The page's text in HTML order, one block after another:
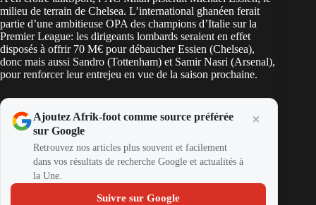
milieu de terrain de Chelsea. L’international ghanéen ferait
partie d’une ambitieuse OPA des champions d’Italie sur la
Premier League: les dirigeants lombards seraient en effet
disposés à offrir 70 M€ pour débaucher Essien (Chelsea),
donc mais aussi Sandro (Tottenham) et Samir Nasri (Arsenal),
pour renforcer leur entrejeu en vue de la saison prochaine.
Ajoutez Afrik-foot comme source préférée
sur Google
Retrouvez nos articles plus souvent et facilement
dans vos résultats de recherche Google et actualités à
la Une.
Suivre sur Google